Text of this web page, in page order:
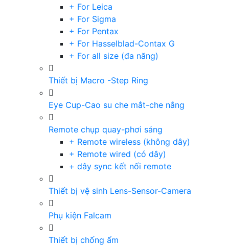
+ For Leica
+ For Sigma
+ For Pentax
+ For Hasselblad-Contax G
+ For all size (đa năng)
Thiết bị Macro -Step Ring
Eye Cup-Cao su che mắt-che nắng
Remote chụp quay-phơi sáng
+ Remote wireless (không dây)
+ Remote wired (có dây)
+ dây sync kết nối remote
Thiết bị vệ sinh Lens-Sensor-Camera
Phụ kiện Falcam
Thiết bị chống ẩm